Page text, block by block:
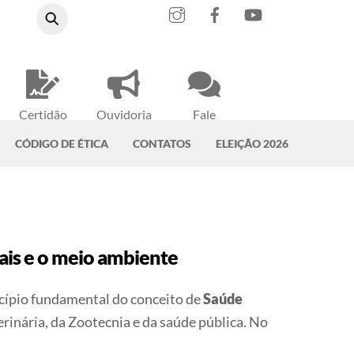
Certidão
Ouvidoria
Fale
InstagramFacebook
CÓDIGO DE ÉTICA CONTATOS ELEIÇÃO 2026
e o meio ambiente
fundamental do conceito deSaúde
da Zootecnia e da saúde pública. No